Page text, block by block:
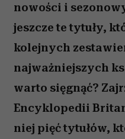
nowości i
jeszcze te tytuły,
kolejnych
najważniejszych
warto sięgnąć?
Encyklopedii
niej pięć tytułów,